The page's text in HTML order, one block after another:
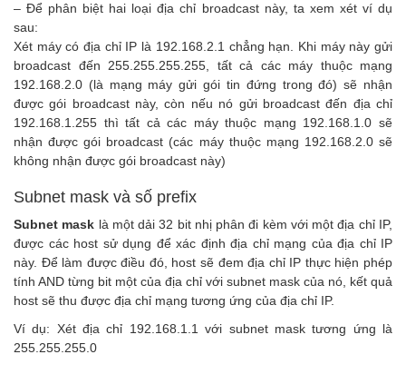
– Để phân biệt hai loại địa chỉ broadcast này, ta xem xét ví dụ
sau:
Xét máy có địa chỉ IP là 192.168.2.1 chẳng hạn. Khi máy này gửi
broadcast đến 255.255.255.255, tất cả các máy thuộc mạng
192.168.2.0 (là mạng máy gửi gói tin đứng trong đó) sẽ nhận
được gói broadcast này, còn nếu nó gửi broadcast đến địa chỉ
192.168.1.255 thì tất cả các máy thuộc mạng 192.168.1.0 sẽ
nhận được gói broadcast (các máy thuộc mạng 192.168.2.0 sẽ
không nhận được gói broadcast này)
Subnet mask và số prefix
Subnet mask là một dải 32 bit nhị phân đi kèm với một địa chỉ IP,
được các host sử dụng để xác định địa chỉ mạng của địa chỉ IP
này. Để làm được điều đó, host sẽ đem địa chỉ IP thực hiện phép
tính AND từng bit một của địa chỉ với subnet mask của nó, kết quả
host sẽ thu được địa chỉ mạng tương ứng của địa chỉ IP.
Ví dụ: Xét địa chỉ 192.168.1.1 với subnet mask tương ứng là
255.255.255.0